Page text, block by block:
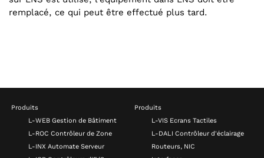
remplacé, ce qui peut être effectué plus tard.
Produits
L-WEB Gestion de Bâtiment
L-ROC Contrôleur de Zone
L-INX Automate Serveur
Produits
L-VIS Ecrans Tactiles
L-DALI Contrôleur d'éclairage
Routeurs, NIC